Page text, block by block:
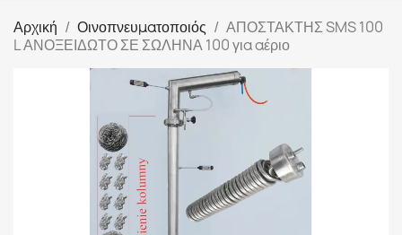
Αρχική Οινοπνευματοποιός
ΑΠΟΣΤΑΚΤΗΣ SMS 100
L ΑΝΟΞΕΙΔΩΤΟ ΣΕ ΣΩΛΗΝΑ 100 για αέριο